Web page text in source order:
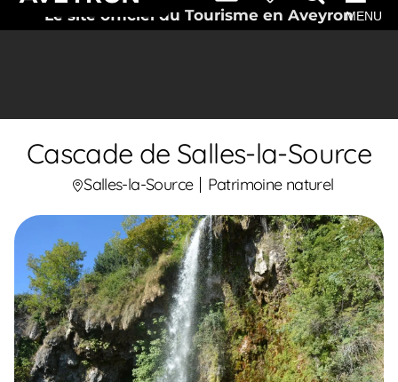
Le site officiel du Tourisme en AveyronMENU
Cascade de Salles-la-Source
Salles-la-Source Patrimoine naturel